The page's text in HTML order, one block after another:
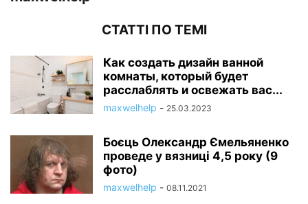
СТАТТІ ПО ТЕМІ
Как создать дизайн ванной
комнаты, который будет
расслаблять и освежать вас...
maxwelhelp - 25.03.2023
Боєць Олександр Ємельяненко
проведе у вязниці 4,5 року (9
фото)
maxwelhelp - 08.11.2021